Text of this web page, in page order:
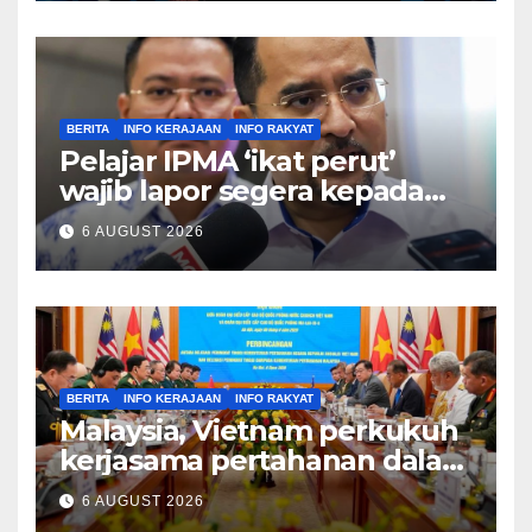
BERITA INFO KERAJAAN INFO RAKYAT
Pelajar IPMA ‘ikat perut’
wajib lapor segera kepada
Pengarah – Asyraf Wajdi
6 AUGUST 2026
BERITA INFO KERAJAAN INFO RAKYAT
Malaysia, Vietnam perkukuh
kerjasama pertahanan dalam
bidang strategik termasuk
AI, perkongsian risikan –
6 AUGUST 2026